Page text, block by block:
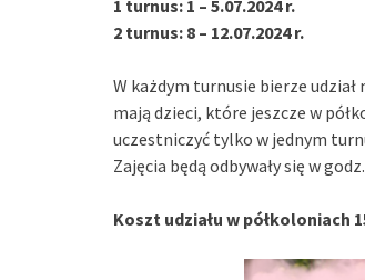
1 turnus: 1 – 5.07.2024 r.
2 turnus: 8 – 12.07.2024 r.
W każdym turnusie bierze
mają dzieci, które jeszcze w
uczestniczyć tylko w jednym
Zajęcia będą odbywały się w
Koszt udziału w półkoloniach